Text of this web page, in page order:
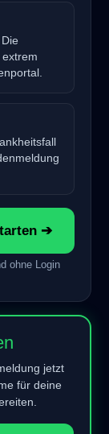
➔
ohne Login
jetzt
für deine